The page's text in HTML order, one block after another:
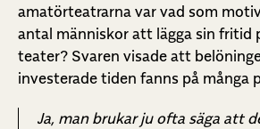
amatörteatrarna var vad som
antal människor att lägga sin fritid
teater? Svaren visade att
investerade tiden fanns på många
Ja, man brukar ju ofta säga att